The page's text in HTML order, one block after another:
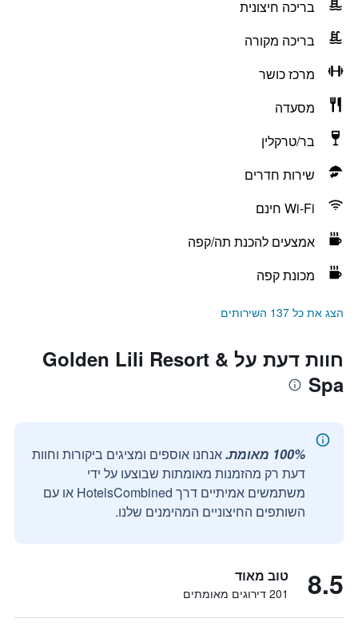
בריכה חיצונית
בריכה מקורה
מרכז כושר
מסעדה
בר/טרקלין
שירות חדרים
Wi-Fi חינם
אמצעים להכנת תה/קפה
מכונת קפה
הצג את כל 137 השירותים
חוות דעת על Golden Lili Resort &
Spa
100% מאומת.
אנחנו אוספים ומציגים ביקורות וחוות
דעת רק מהזמנות מאומתות שבוצעו על ידי
משתמשים אמיתיים דרך HotelsCombined או עם
השותפים החיצוניים המהימנים שלנו.
8.5 טוב מאוד
201 דירוגים מאומתים